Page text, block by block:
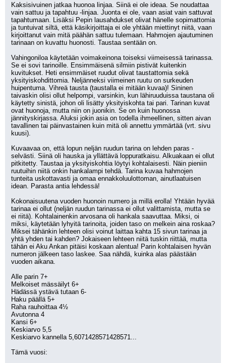
Kaksisivuinen jatkaa huonoa linjaa. Siinä ei ole ideaa. Se noudattaa
vain sattuu ja tapahtuu -linjaa. Juonta ei ole, vaan asiat vain sattuvat
tapahtumaan. Lisäksi Pepin lausahdukset olivat hänelle sopimattomia
ja tuntuivat siltä, että käsikirjoittaja ei ole yhtään miettinyt niitä, vaan
kirjoittanut vain mitä päähän sattuu tulemaan. Hahmojen ajautuminen
tarinaan on kuvattu huonosti. Taustaa sentään on.
Vahingoniloa käytetään voimakeinona toiseksi viimeisessä tarinassa.
Se ei sovi tarinoille. Ensimmäisenä silmiin pistivät kuitenkin
kuvitukset. Heti ensimmäiset ruudut olivat taustattomia sekä
yksityiskohdittomia. Neljänneksi viimeinen ruutu on surkeuden
huipentuma. Vihreä tausta (taustalla ei mitään kuvaa)! Sininen
taivaskin olisi ollut helpompi, varsinkin, kun lähiruuduissa taustana oli
käytetty sinistä, johon oli lisätty yksityiskohta tai pari. Tarinan kuvat
ovat huonoja, mutta niin on juonikin. Se on kuin huonossa
jännityskirjassa. Aluksi jokin asia on todella ihmeellinen, sitten aivan
tavallinen tai päinvastainen kuin mitä oli annettu ymmärtää (vrt. sivu
kuusi).
Kuvaavaa on, että lopun neljän ruudun tarina on lehden paras -
selvästi. Siinä oli hauska ja yllättävä loppuratkaisu. Alkuakaan ei ollut
pitkitetty. Taustaa ja yksityiskohtia löytyi kohtalaisesti. Näin pieniin
ruutuihin niitä onkin hankalampi tehdä. Tarina kuvaa hahmojen
tunteita uskottavasti ja omaa ennakkoluulottoman, ainutlaatuisen
idean. Parasta antia lehdessä!
Kokonaisuutena vuoden huonoin numero ja millä erolla! Yhtään hyvää
tarinaa ei ollut (neljän ruudun tarinassa ei ollut valittamista, mutta se
ei riitä). Kohtalainenkin arvosana oli hankala saavuttaa. Miksi, oi
miksi, käytetään lyhyitä tarinoita, joiden taso on melkein aina roskaa?
Miksei tähänkin lehteen olisi voinut laittaa kahta 15 sivun tarinaa ja
yhtä yhden tai kahden? Jokaiseen lehteen niitä tuskin riittää, mutta
tähän ei Aku Ankan pitäisi koskaan alentua! Parin kohtalaisen hyvän
numeron jälkeen taso laskee. Saa nähdä, kuinka alas päästään
vuoden aikana.
Alle parin 7+
Melkoiset mässäilyt 6+
Hädässä ystävä tutaan 6-
Haku päällä 5+
Raha rauhoittaa 4½
Avutonna 4
Kansi 6+
Keskiarvo 5,5
Keskiarvo kannella 5,6071428571428571...
Tämä vuosi: